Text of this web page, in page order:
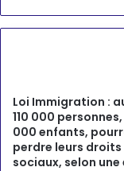
Loi Immigration :
110 000
000 enfants,
perdre leurs droits
sociaux, selon une